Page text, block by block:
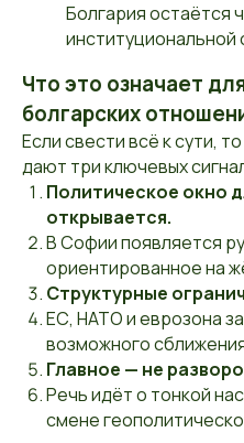
Болгария остаётся
институциональной
Что это означает
болгарских
Если свести всё к сути,
дают три ключевых
Политическое окно
открывается.
В Софии появляется
ориентированное на
Структурные
ЕС, НАТО и еврозона
возможного
Главное — не
Речь идёт о тонкой
смене